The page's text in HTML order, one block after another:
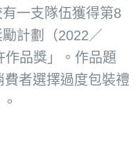
一支隊伍獲得第8
計劃（2022／
作品獎」。作品題
費者選擇過度包裝禮